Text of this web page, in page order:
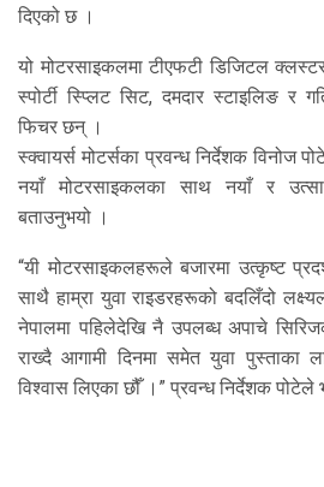
दिएको छ ।
यो मोटरसाइकलमा टीएफटी डिजिटल
स्पोर्टी स्प्लिट सिट, दमदार स्टाइलिङ र
फिचर छन् ।
स्क्वायर्स मोटर्सका प्रवन्ध निर्देशक विनोज
नयाँ मोटरसाइकलका साथ नयाँ र
बताउनुभयो ।
“यी मोटरसाइकलहरूले बजारमा उत्कृष्ट
साथै हाम्रा युवा राइडरहरूको बदलिँदो
नेपालमा पहिलेदेखि नै उपलब्ध अपाचे
राख्दै आगामी दिनमा समेत युवा पुस्ताका
विश्वास लिएका छौँ ।” प्रवन्ध निर्देशक पोटेले